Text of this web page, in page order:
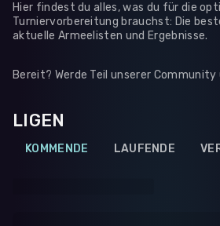
Hier findest du alles, was du für die
Turniervorbereitung brauchst: Die
aktuelle Armeelisten und Ergebnisse.
Bereit? Werde Teil unserer
LIGEN
KOMMENDE LAUFENDE